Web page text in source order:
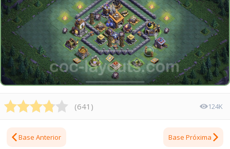
(641 ) 124K
Base Anterior Base Próxima